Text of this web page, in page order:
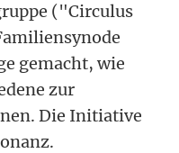
("Circulus
gemacht, wie
zur
Die Initiative